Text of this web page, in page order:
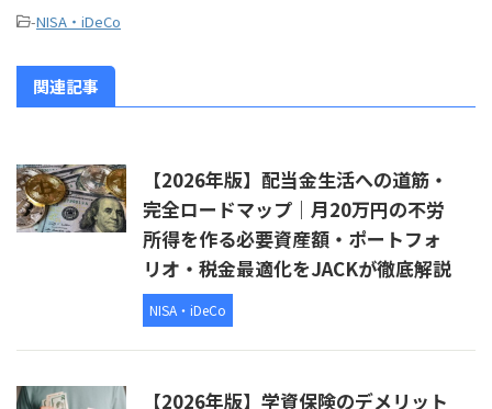
-NISA・iDeCo
関連記事
【2026年版】配当金生活への道筋・
完全ロードマップ｜月20万円の不労
所得を作る必要資産額・ポートフォ
リオ・税金最適化をJACKが徹底解説
NISA・iDeCo
【2026年版】学資保険のデメリット